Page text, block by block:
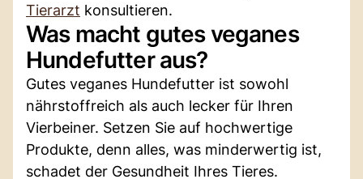
Tierarzt konsultieren.
Was macht gutes veganes
Hundefutter aus?
Gutes veganes Hundefutter ist sowohl
nährstoffreich als auch lecker für Ihren
Vierbeiner. Setzen Sie auf hochwertige
Produkte, denn alles, was minderwertig ist,
schadet der Gesundheit Ihres Tieres.